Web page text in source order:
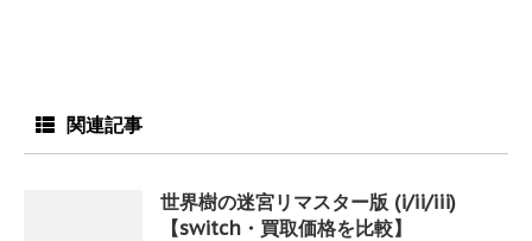
関連記事
世界樹の迷宮リマスター版 (i/ii/iii)
【switch・買取価格を比較】